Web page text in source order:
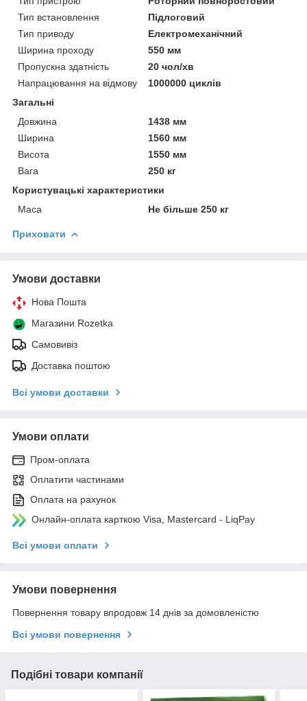
Тип встановлення
Підлоговий
Тип приводу
Електромеханічний
Ширина проходу
550 мм
Пропускна здатність
20 чол/хв
Напрацювання на відмову
1000000 циклів
Загальні
Довжина
1438 мм
Ширина
1560 мм
Висота
1550 мм
Вага
250 кг
Користувацькі характеристики
Маса
Не більше 250 кг
Приховати
Умови доставки
Нова Пошта
Магазини Rozetka
Самовивіз
Доставка поштою
Всі умови доставки
Умови оплати
Пром-оплата
Оплатити частинами
Оплата на рахунок
Онлайн-оплата карткою Visa, Mastercard - LiqPay
Всі умови оплати
Умови повернення
Повернення товару впродовж 14 днів за домовленістю
Всі умови повернення
Подібні товари компанії